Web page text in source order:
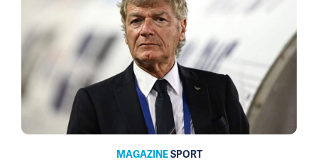
MAGAZINESPORT